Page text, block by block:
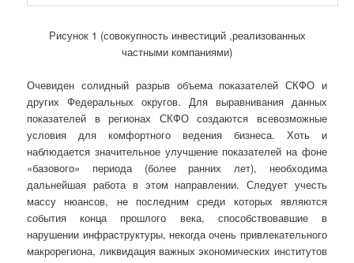
Рисунок 1 (совокупность инвестиций ,реализованных
частными компаниями)
Очевиден солидный разрыв объема показателей СКФО и
других Федеральных округов. Для выравнивания данных
показателей в регионах СКФО создаются всевозможные
условия для комфортного ведения бизнеса. Хоть и
наблюдается значительное улучшение показателей на фоне
«базового» периода (более ранних лет), необходима
дальнейшая работа в этом направлении. Следует учесть
массу нюансов, не последним среди которых являются
события конца прошлого века, способствовавшие в
нарушении инфраструктуры, некогда очень привлекательного
макрорегиона, ликвидация важных экономических институтов